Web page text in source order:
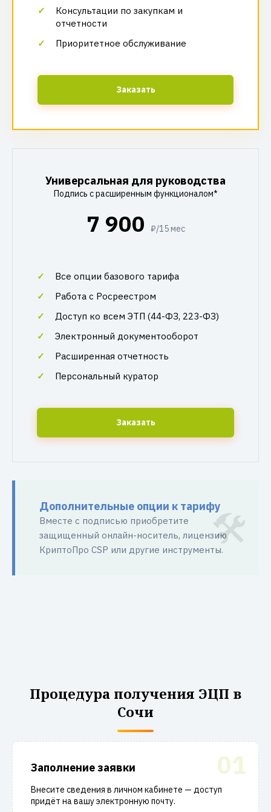
Консультации по закупкам и
отчетности
Приоритетное обслуживание
Заказать
Универсальная для руководства
Подпись с расширенным функционалом*
7 900 ₽/15 мес
Все опции базового тарифа
Работа с Росреестром
Доступ ко всем ЭТП (44-ФЗ, 223-ФЗ)
Электронный документооборот
Расширенная отчетность
Персональный куратор
Заказать
Дополнительные опции к тарифу
Вместе с подписью приобретите
защищенный онлайн-носитель, лицензию
КриптоПро CSP или другие инструменты.
Процедура получения ЭЦП в
Сочи
01
Заполнение заявки
Внесите сведения в личном кабинете — доступ
придёт на вашу электронную почту.